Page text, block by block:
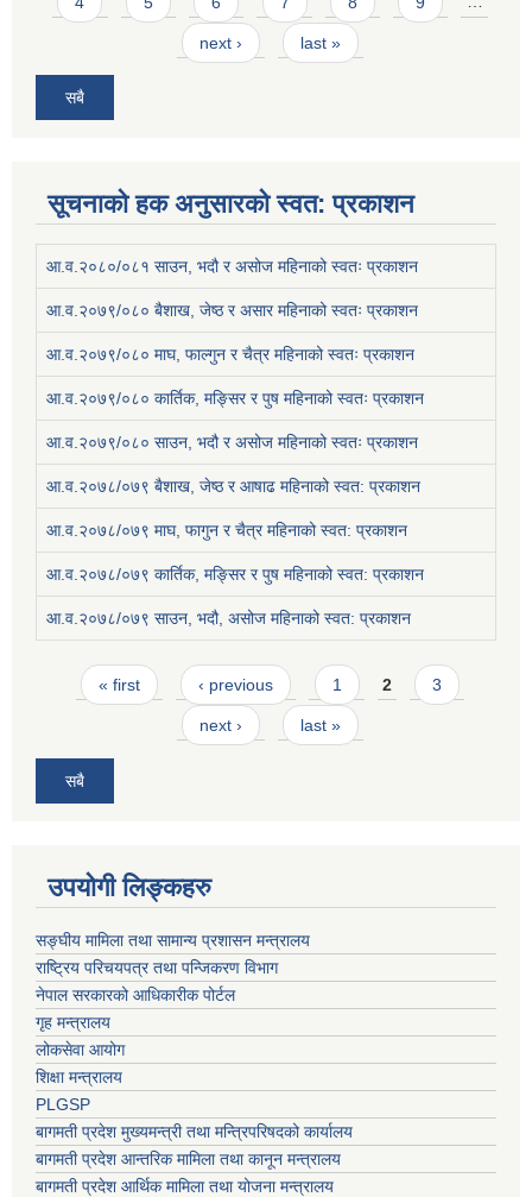
next › last »
सबै
सूचनाको हक अनुसारको स्वत: प्रकाशन
आ.व.२०८०/०८१ साउन, भदौ र असोज महिनाको स्वतः प्रकाशन
आ.व.२०७९/०८० बैशाख, जेष्ठ र असार महिनाको स्वतः प्रकाशन
आ.व.२०७९/०८० माघ, फाल्गुन र चैत्र महिनाको स्वतः प्रकाशन
आ.व.२०७९/०८० कार्तिक, मङ्सिर र पुष महिनाको स्वतः प्रकाशन
आ.व.२०७९/०८० साउन, भदौ र असोज महिनाको स्वतः प्रकाशन
आ.व.२०७८/०७९ बैशाख, जेष्ठ र आषाढ महिनाको स्वत: प्रकाशन
आ.व.२०७८/०७९ माघ, फागुन र चैत्र महिनाको स्वत: प्रकाशन
आ.व.२०७८/०७९ कार्तिक, मङ्सिर र पुष महिनाको स्वत: प्रकाशन
आ.व.२०७८/०७९ साउन, भदौ, असोज महिनाको स्वत: प्रकाशन
Pages
« first ‹ previous 1 2 3
next › last »
सबै
उपयोगी लिङ्कहरु
सङ्घीय मामिला तथा सामान्य प्रशासन मन्त्रालय
राष्ट्रिय परिचयपत्र तथा पन्जिकरण विभाग
नेपाल सरकारको आधिकारीक पोर्टल
गृह मन्त्रालय
लोकसेवा आयोग
शिक्षा मन्त्रालय
PLGSP
बागमती प्रदेश मुख्यमन्त्री तथा मन्त्रिपरिषदको कार्यालय
बागमती प्रदेश आन्तरिक मामिला तथा कानून मन्त्रालय
बागमती प्रदेश आर्थिक मामिला तथा योजना मन्त्रालय